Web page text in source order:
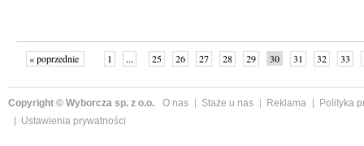
« poprzednie 1 ... 25 26 27 28 29 30 31 32 33
Copyright © Wyborcza sp. z o.o. O nas Staże u nas Reklama
Polityka
Ustawienia prywatności